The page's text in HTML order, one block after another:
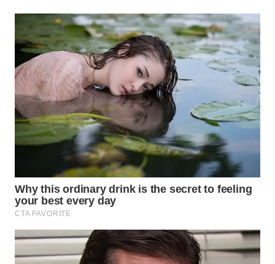
WN
LANGKAT
WN
TAPANULI
SELATAN
WN
TANJUNG
WN
KARO
WN
SIMALUNGUN